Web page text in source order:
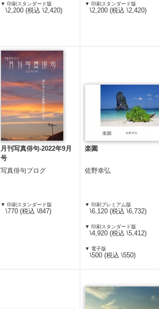
▼ 印刷スタンダード版
\2,200 (税込 \2,420)
▼ 印刷スタンダード版
\2,200 (税込 \2,420)
月刊写真俳句-2022年9月
号
写真俳句ブログ
▼ 印刷スタンダード版
\770 (税込 \847)
楽園
佐野幸弘
▼ 印刷プレミアム版
\6,120 (税込 \6,732)
▼ 印刷スタンダード版
\4,920 (税込 \5,412)
▼ 電子版
\500 (税込 \550)